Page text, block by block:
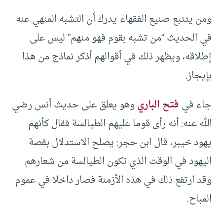
ومن يتتبع صنيع الفقهاء يدرك أن التشبه المنهي عنه
في الحديث “من تشبه بقوم فهو منهم” ليس على
إطلاقه، ويظهر ذلك في أقوالهم أذكر نماذج من هذا
بإيجاز.
جاء فيفتح الباريوهو يعلق على حديث أنس رضي
الله عنه: أنه رأى قوما عليهم الطيالسة فقال كأنهم
يهود خيبر، قال ابن حجر: يصلح الاستدلال بقصة
اليهود في الوقت الذي تكون الطيالسة من شعارهم
وقد ارتفع ذلك في هذه الأزمنة فصار داخلا في عموم
المباح.